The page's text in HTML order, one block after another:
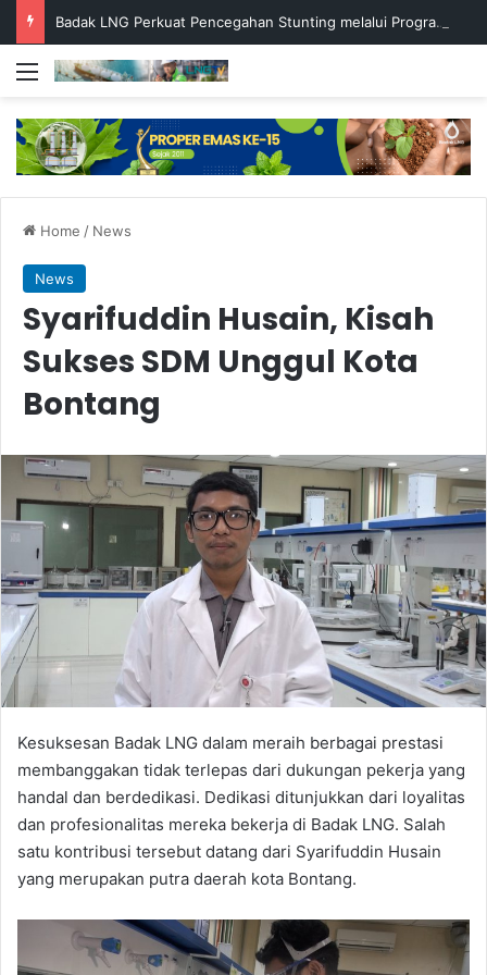
Badak LNG Perkuat Pencegahan Stunting melalui Program Akar Ranting
Menu
Home / News
News
Syarifuddin Husain, Kisah
Sukses SDM Unggul Kota
Bontang
Kesuksesan Badak LNG dalam meraih berbagai prestasi
membanggakan tidak terlepas dari dukungan pekerja yang
handal dan berdedikasi. Dedikasi ditunjukkan dari loyalitas
dan profesionalitas mereka bekerja di Badak LNG. Salah
satu kontribusi tersebut datang dari Syarifuddin Husain
yang merupakan putra daerah kota Bontang.